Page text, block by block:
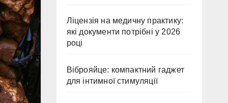
Ліцензія на медичну практику:
які документи потрібні у 2026
році
Віброяйце: компактний гаджет
для інтимної стимуляції